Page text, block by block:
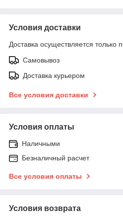
Условия доставки
Доставка осуществляется только
Самовывоз
Доставка курьером
Все условия доставки
Условия оплаты
Наличными
Безналичный расчет
Все условия оплаты
Условия возврата